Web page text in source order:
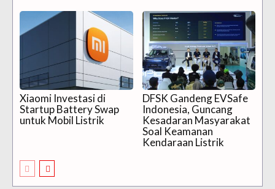
Xiaomi Investasi di
Startup Battery Swap
untuk Mobil Listrik
DFSK Gandeng EVSafe
Indonesia, Guncang
Kesadaran Masyarakat
Soal Keamanan
Kendaraan Listrik